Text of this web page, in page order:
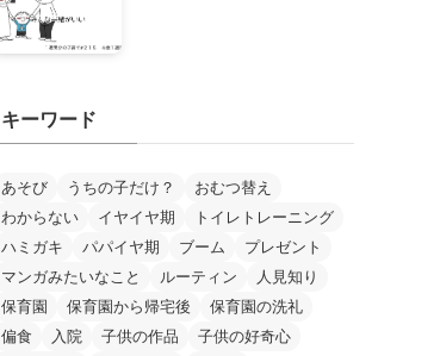
キーワード
あそび うちの子だけ？
おむつ替え
わからない
イヤイヤ期
トイレトレーニング
ハミガキ
パパイヤ期 ブーム
プレゼント
マンガみたいなこと
ルーティン
人見知り
保育園
保育園から帰宅後
保育園の洗礼
偏食
入院 子供の作品
子供の好奇心